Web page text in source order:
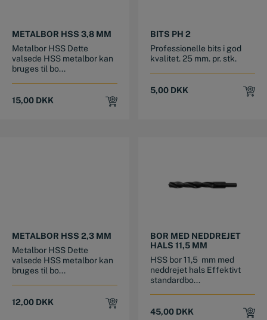
METALBOR HSS 3,8 MM
Metalbor HSS Dette
valsede HSS metalbor kan
bruges til bo...
15,00 DKK
BITS PH 2
Professionelle bits i god
kvalitet. 25 mm. pr. stk.
5,00 DKK
METALBOR HSS 2,3 MM
Metalbor HSS Dette
valsede HSS metalbor kan
bruges til bo...
12,00 DKK
BOR MED NEDDREJET
HALS 11,5 MM
HSS bor 11,5 mm med
neddrejet hals Effektivt
standardbo...
45,00 DKK